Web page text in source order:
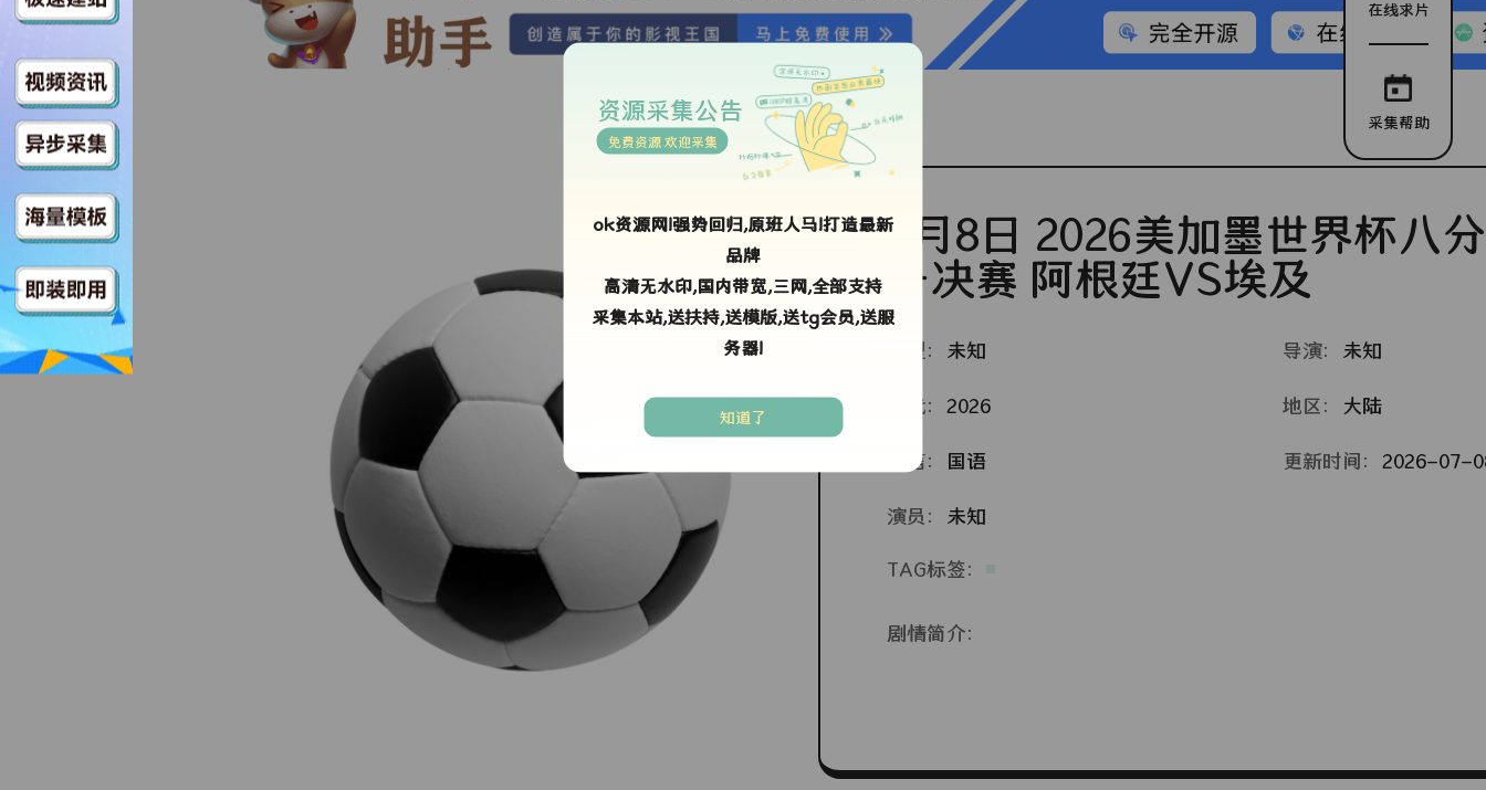
7月8日 2026美加墨世界杯八
一决赛 阿根廷VS埃及
类型： 未知 导演： 未知
年代： 2026 地区： 大陆
语言： 国语 更新时间： 2026-07-
演员： 未知
TAG标签：
剧情简介：
在线求片
采集帮助
资源采集公告
免费资源 欢迎采集
ok资源网!强势回归,原班人马!打造最新
品牌
高清无水印,国内带宽,三网,全部支持
采集本站,送扶持,送模版,送tg会员,送服
务器!
知道了